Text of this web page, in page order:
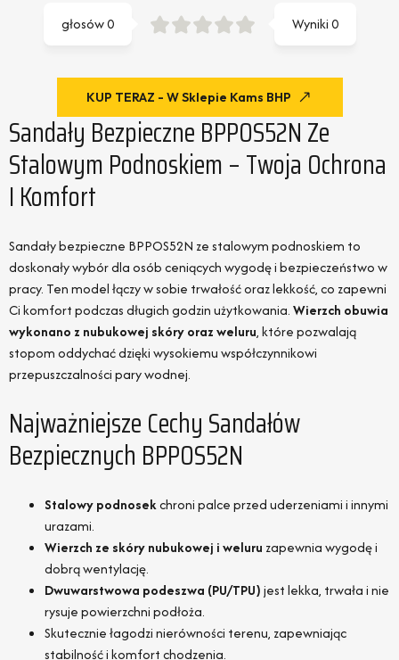
Wyniki0
głosów0
KUP TERAZ - W Sklepie Kams BHP
Sandały Bezpieczne BPPOS52N Ze
Stalowym Podnoskiem – Twoja Ochrona
I Komfort
Sandały bezpieczne BPPOS52N ze stalowym podnoskiem to
doskonały wybór dla osób ceniących wygodę i bezpieczeństwo w
pracy. Ten model łączy w sobie trwałość oraz lekkość, co zapewni
Ci komfort podczas długich godzin użytkowania.Wierzch obuwia
wykonano z nubukowej skóry oraz weluru, które pozwalają
stopom oddychać dzięki wysokiemu współczynnikowi
przepuszczalności pary wodnej.
Najważniejsze Cechy Sandałów
Bezpiecznych BPPOS52N
Stalowy podnosekchroni palce przed uderzeniami i innymi
urazami.
Wierzch ze skóry nubukowej i weluru zapewnia wygodę i
dobrą wentylację.
Dwuwarstwowa podeszwa (PU/TPU)jest lekka, trwała i nie
rysuje powierzchni podłoża.
Skutecznie łagodzi nierówności terenu, zapewniając
stabilność i komfort chodzenia.